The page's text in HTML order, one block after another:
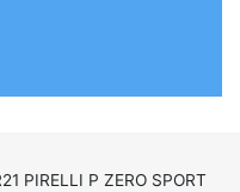
PIRELLI P ZERO SPORT